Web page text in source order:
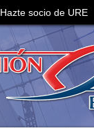
Hazte socio de URE